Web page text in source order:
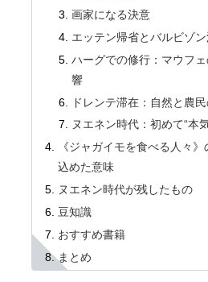
画家になる決意
エッテン帰省とバルビゾ
ハーグでの修行：マウフ
響
ドレンテ滞在：自然と農
ヌエネン時代：初めて“本
《ジャガイモを食べる人々
込めた意味
ヌエネン時代が残したもの
豆知識
おすすめ書籍
まとめ